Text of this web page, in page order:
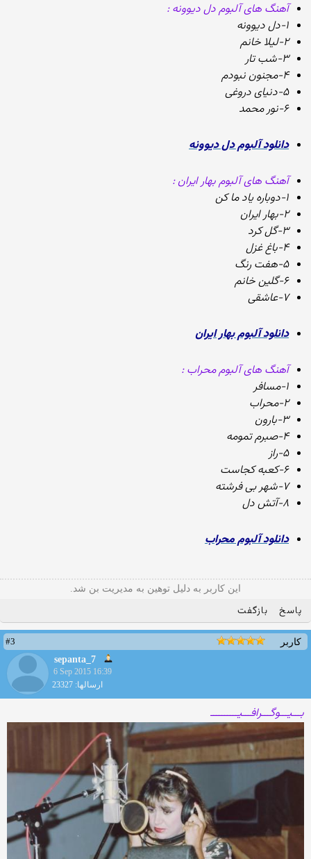
آهنگ های آلبوم دل دیوونه :
۱-دل دیوونه
۲-لیلا خانم
۳-شب تار
۴-مجنون نبودم
۵-دنیای دروغی
۶-نور محمد
دانلود آلبوم دل دیوونه
آهنگ های آلبوم بهار ایران :
۱-دوباره یاد ما کن
۲-بهار ایران
۳-گل کرد
۴-باغ غزل
۵-هفت رنگ
۶-گلین خانم
۷-عاشقی
دانلود آلبوم بهار ایران
آهنگ های آلبوم محراب :
۱-مسافر
۲-محراب
۳-بارون
۴-صبرم تمومه
۵-راز
۶-کعبه کجاست
۷-شهر بی فرشته
۸-آتش دل
دانلود آلبوم محراب
این کاربر به دلیل توهین به مدیریت بن شد.
پاسخ بازگفت
کاربر
#3
sepanta_7
6 Sep 2015 16:39
ارسالها: 23327
بـــیـــوگـــرافـــیــــــــــ